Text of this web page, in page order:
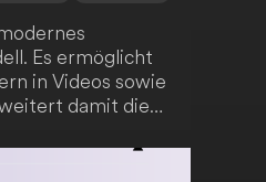
Es ermöglicht
in Videos sowie
damit die
Tool bietet